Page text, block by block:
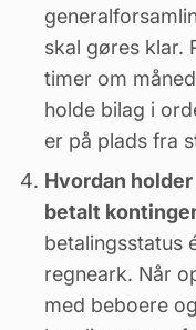
skal gøres klar.
timer om
holde bilag i
er på plads fra
Hvordan
betalt
betalingsstatus
regneark. Når
med beboere